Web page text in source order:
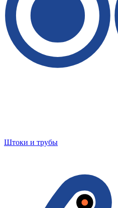
Штоки и трубы